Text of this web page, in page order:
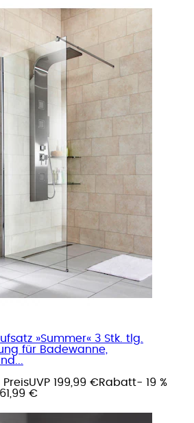
»Summer« 3 Stk. tlg.
für Badewanne,
UVP 199,99 €Rabatt- 19 %
€